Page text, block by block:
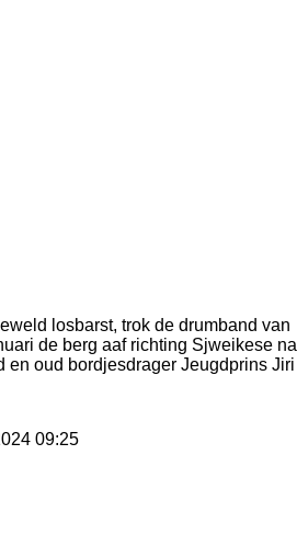
losbarst, trok de drumband van
de berg aaf richting Sjweikese
oud bordjesdrager Jeugdprins Jiri
09:25